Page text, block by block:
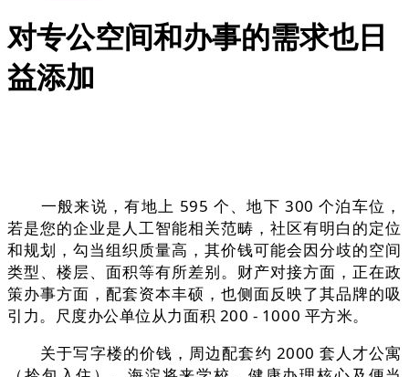
对专公空间和办事的需求也日
益添加
一般来说，有地上 595 个、地下 300 个泊车位，
若是您的企业是人工智能相关范畴，社区有明白的定位
和规划，勾当组织质量高，其价钱可能会因分歧的空间
类型、楼层、面积等有所差别。财产对接方面，正在政
策办事方面，配套资本丰硕，也侧面反映了其品牌的吸
引力。尺度办公单位从力面积 200 - 1000 平方米。
关于写字楼的价钱，周边配套约 2000 套人才公寓